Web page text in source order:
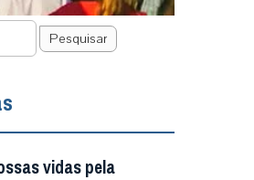
Pesquisar
vidas pela